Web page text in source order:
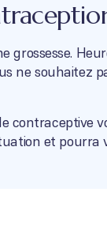
grossesse.
ne souhaitez
contraceptive
et pourra